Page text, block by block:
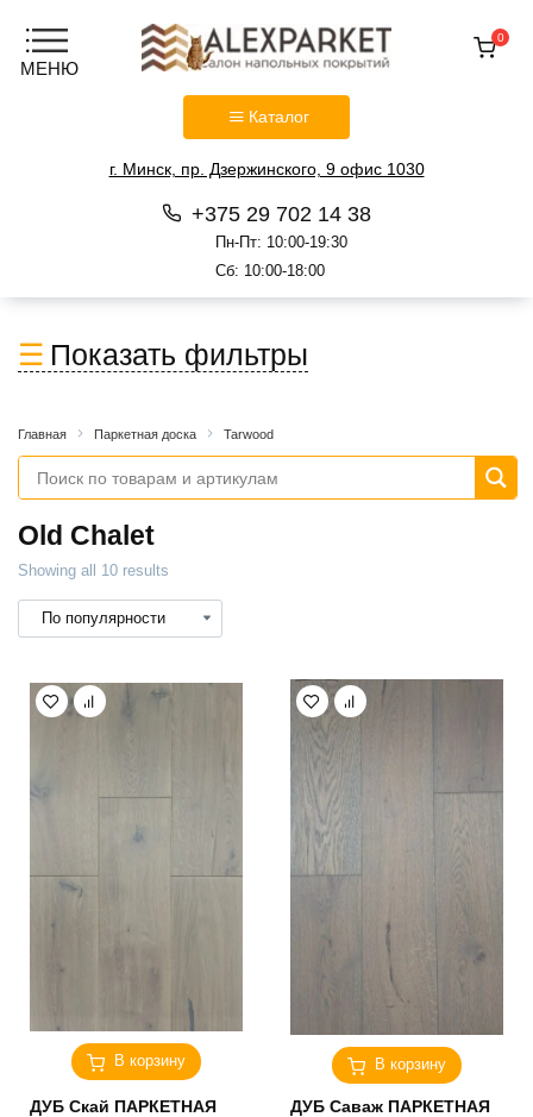
содержанию
Каталог
г. Минск, пр. Дзержинского, 9 офис 1030
+375 29 702 14 38
Пн-Пт: 10:00-19:30
Сб: 10:00-18:00
0
Главная Паркетная доска Tarwood
Old Chalet
Showing all 10 results
В корзину
ДУБ Скай ПАРКЕТНАЯ
В корзину
ДУБ Саваж ПАРКЕТНАЯ
Показать фильтры